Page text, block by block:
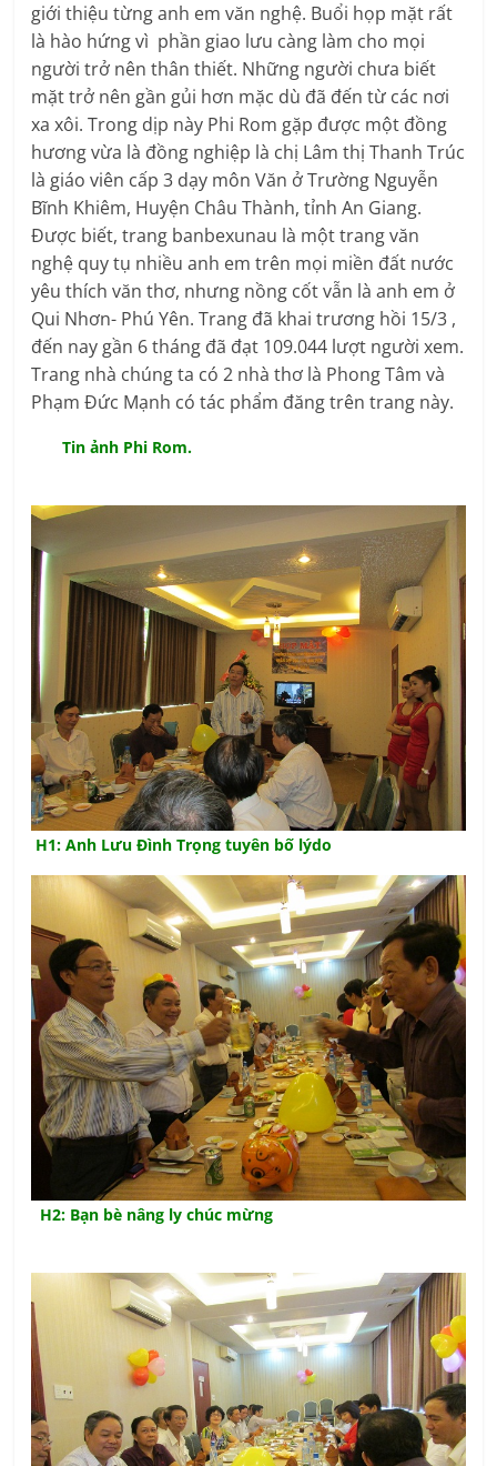
giới thiệu từng anh em văn nghệ. Buổi họp mặt rất
là hào hứng vì phần giao lưu càng làm cho mọi
người trở nên thân thiết. Những người chưa biết
mặt trở nên gần gủi hơn mặc dù đã đến từ các nơi
xa xôi. Trong dịp này Phi Rom gặp được một đồng
hương vừa là đồng nghiệp là chị Lâm thị Thanh Trúc
là giáo viên cấp 3 dạy môn Văn ở Trường Nguyễn
Bĩnh Khiêm, Huyện Châu Thành, tỉnh An Giang.
Được biết, trang banbexunau là một trang văn
nghệ quy tụ nhiều anh em trên mọi miền đất nước
yêu thích văn thơ, nhưng nồng cốt vẫn là anh em ở
Qui Nhơn- Phú Yên. Trang đã khai trương hồi 15/3 ,
đến nay gần 6 tháng đã đạt 109.044 lượt người xem.
Trang nhà chúng ta có 2 nhà thơ là Phong Tâm và
Phạm Đức Mạnh có tác phẩm đăng trên trang này.
Tin ảnh Phi Rom.
H1: Anh Lưu Đình Trọng tuyên bố lýdo
H2: Bạn bè nâng ly chúc mừng